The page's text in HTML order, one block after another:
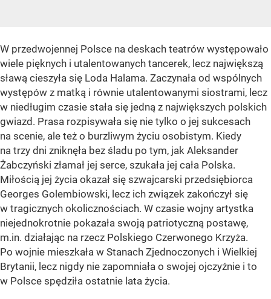
W przedwojennej Polsce na deskach teatrów występowało
wiele pięknych i utalentowanych tancerek, lecz największą
sławą cieszyła się Loda Halama. Zaczynała od wspólnych
występów z matką i równie utalentowanymi siostrami, lecz
w niedługim czasie stała się jedną z największych polskich
gwiazd. Prasa rozpisywała się nie tylko o jej sukcesach
na scenie, ale też o burzliwym życiu osobistym. Kiedy
na trzy dni zniknęła bez śladu po tym, jak Aleksander
Żabczyński złamał jej serce, szukała jej cała Polska.
Miłością jej życia okazał się szwajcarski przedsiębiorca
Georges Golembiowski, lecz ich związek zakończył się
w tragicznych okolicznościach. W czasie wojny artystka
niejednokrotnie pokazała swoją patriotyczną postawę,
m.in. działając na rzecz Polskiego Czerwonego Krzyża.
Po wojnie mieszkała w Stanach Zjednoczonych i Wielkiej
Brytanii, lecz nigdy nie zapomniała o swojej ojczyźnie i to
w Polsce spędziła ostatnie lata życia.